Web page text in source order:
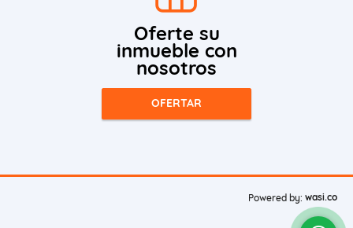
Oferte su
inmueble con
nosotros
OFERTAR
Powered by: wasi.co